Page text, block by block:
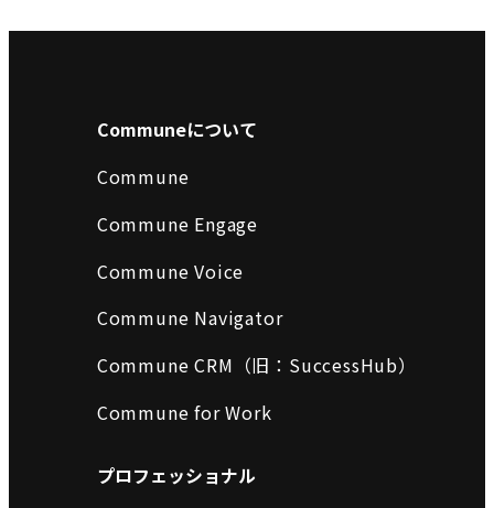
Communeについて
Commune
Commune Engage
Commune Voice
Commune Navigator
Commune CRM（旧：SuccessHub）
Commune for Work
プロフェッショナル